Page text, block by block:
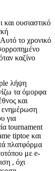
ουσιαστικό
το χρονικό
καζίνο
λήψη
τα όμορφα
και
ενημέρωση
για
tournament
tiptoe και
πλατφόρμα
με e-
, όχι